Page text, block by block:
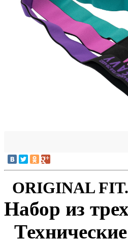
ORIGINAL
Набор из